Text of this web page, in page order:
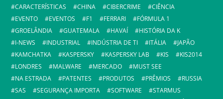
CARACTERÍSTICAS
CHINA CIBERCRIME
CIÊNCIA
EVENTO
EVENTOS F1 FERRARI
FÓRMULA 1
GROELÂNDIA
GUATEMALA HAVAÍ
HISTÓRIA DA K
I-NEWS
INDUSTRIAL INDÚSTRIA DE TI ITÁLIA
JAPÃO
KAMCHATKA
KASPERSKY KASPERSKY LAB KIS
KIS2014
LONDRES
MALWARE MERCADO
MUST SEE
NA ESTRADA
PATENTES PRODUTOS PRÊMIOS
RUSSIA
SAS
SEGURANÇA IMPORTA SOFTWARE
STARMUS